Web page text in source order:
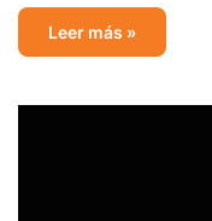
Leer más »